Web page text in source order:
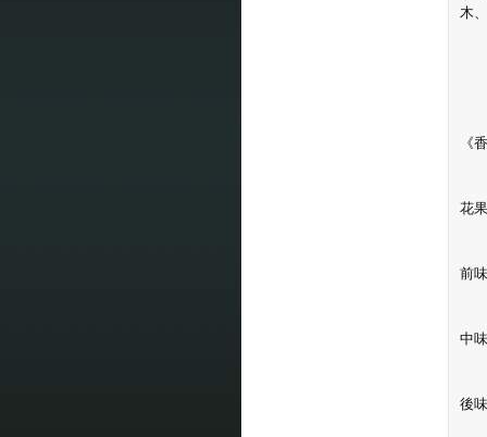
木
《
花
前
中
後